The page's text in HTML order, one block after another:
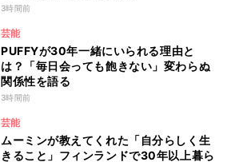
3時間前
芸能
PUFFYが30年一緒にいられる理由と
は？「毎日会っても飽きない」変わらぬ
関係性を語る
3時間前
芸能
ムーミンが教えてくれた「自分らしく生
きること」フィンランドで30年以上暮ら